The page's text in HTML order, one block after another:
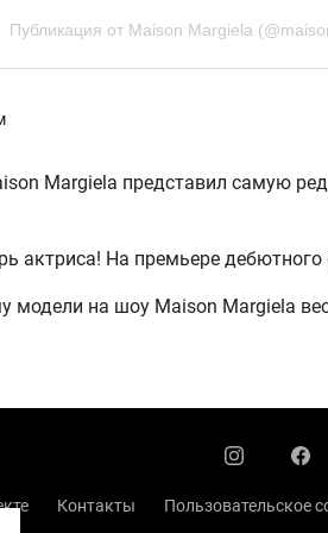
Публикация от Maison Margiela
Margiela представил самую
актриса! На премьере
модели на шоу Maison Margiela
Контакты Пользовательское